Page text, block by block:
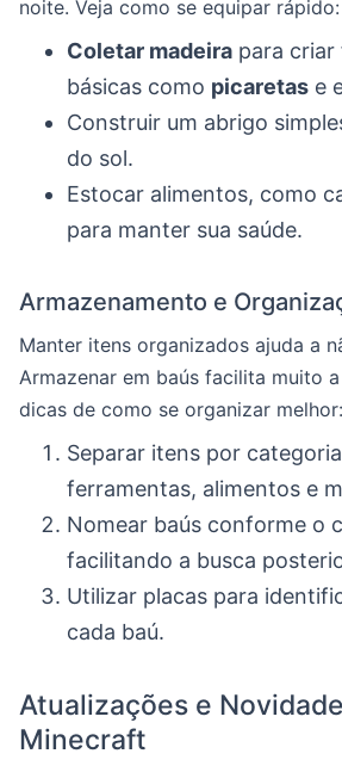
noite. Veja como se equipar rápido:
Coletar madeira para
básicas como picaretas e
Construir um abrigo
do sol.
Estocar alimentos, como
para manter sua saúde.
Armazenamento e
Manter itens organizados ajuda a
Armazenar em baús facilita muito
dicas de como se organizar melhor:
Separar itens por
ferramentas, alimentos e
Nomear baús conforme o
facilitando a busca
Utilizar placas para
cada baú.
Atualizações e
Minecraft